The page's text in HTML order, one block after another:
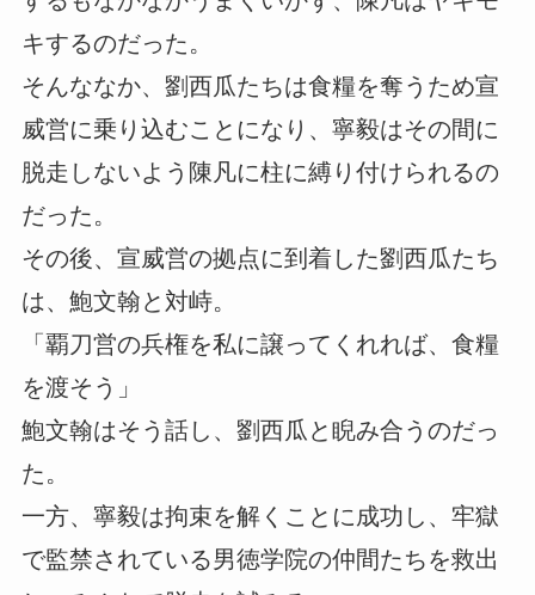
キするのだった。
そんななか、劉西瓜たちは食糧を奪うため宣
威営に乗り込むことになり、寧毅はその間に
脱走しないよう陳凡に柱に縛り付けられるの
だった。
その後、宣威営の拠点に到着した劉西瓜たち
は、鮑文翰と対峙。
「覇刀営の兵権を私に譲ってくれれば、食糧
を渡そう」
鮑文翰はそう話し、劉西瓜と睨み合うのだっ
た。
一方、寧毅は拘束を解くことに成功し、牢獄
で監禁されている男徳学院の仲間たちを救出